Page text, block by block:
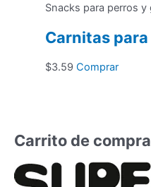
Snacks para perros y
Carnitas
$3.59 Comprar
Carrito de